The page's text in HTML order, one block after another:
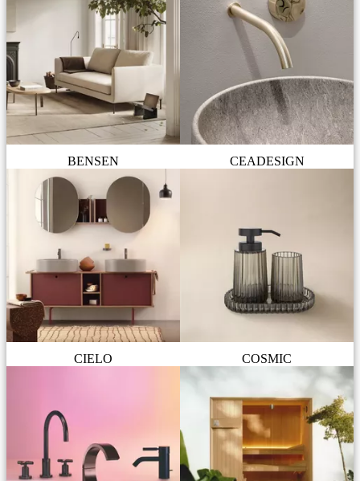
BENSEN CEADESIGN
CIELO COSMIC